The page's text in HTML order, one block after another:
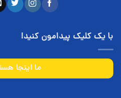
با یک کلیک پیدامون کنید!
ما اینجا